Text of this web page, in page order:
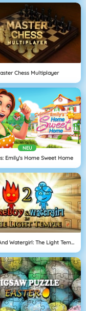
Chess Multiplayer
NEU
Emily's Home Sweet Home
Fireboy And Watergirl: The Light Temple